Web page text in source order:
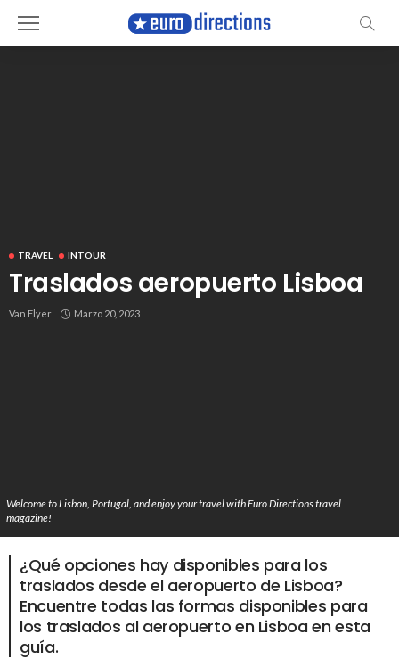
TRAVEL INTOUR
Traslados aeropuerto Lisboa
Van Flyer Marzo 20, 2023
Welcome to Lisbon, Portugal, and enjoy your travel with Euro Directions travel
magazine!
¿Qué opciones hay disponibles para los
traslados desde el aeropuerto de Lisboa?
Encuentre todas las formas disponibles para
los traslados al aeropuerto en Lisboa en esta
guía.